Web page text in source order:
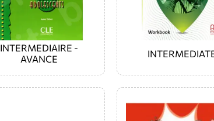
INTERMEDIAIRE -
AVANCE